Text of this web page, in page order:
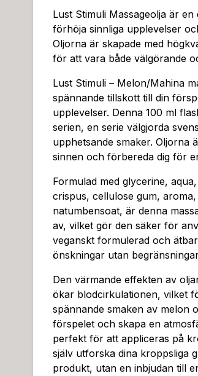
Lust Stimuli Massageolja är
förhöja sinnliga upplevelser
Oljorna är skapade med
för att vara både välgörande
Lust Stimuli – Melon/Mahina
spännande tillskott till din
upplevelser. Denna 100 ml
serien, en serie välgjorda
upphetsande smaker. Oljorna
sinnen och förbereda dig för
Formulad med glycerine,
crispus, cellulose gum,
natumbensoat, är denna
av, vilket gör den säker för
veganskt formulerad och
önskningar utan
Den värmande effekten av
ökar blodcirkulationen, vilket
spännande smaken av melon
förspelet och skapa en
perfekt för att appliceras på
själv utforska dina kroppsliga
produkt, utan en inbjudan till